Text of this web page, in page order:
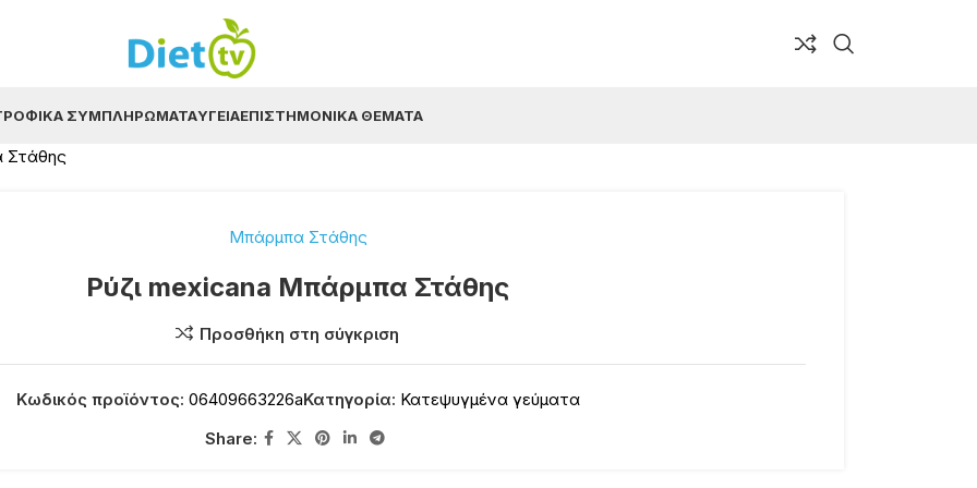
ΣΥΜΠΛΗΡΏΜΑΤΑΥΓΕΊΑΕΠΙΣΤΗΜΟΝΙΚΆ ΘΈΜΑΤΑ
Στάθης
Μπάρμπα Στάθης
Ρύζι mexicana Μπάρμπα Στάθης
Προσθήκη στη σύγκριση
Κωδικός προϊόντος: 06409663226aΚατηγορία: Κατεψυγμένα γεύματα
Share: